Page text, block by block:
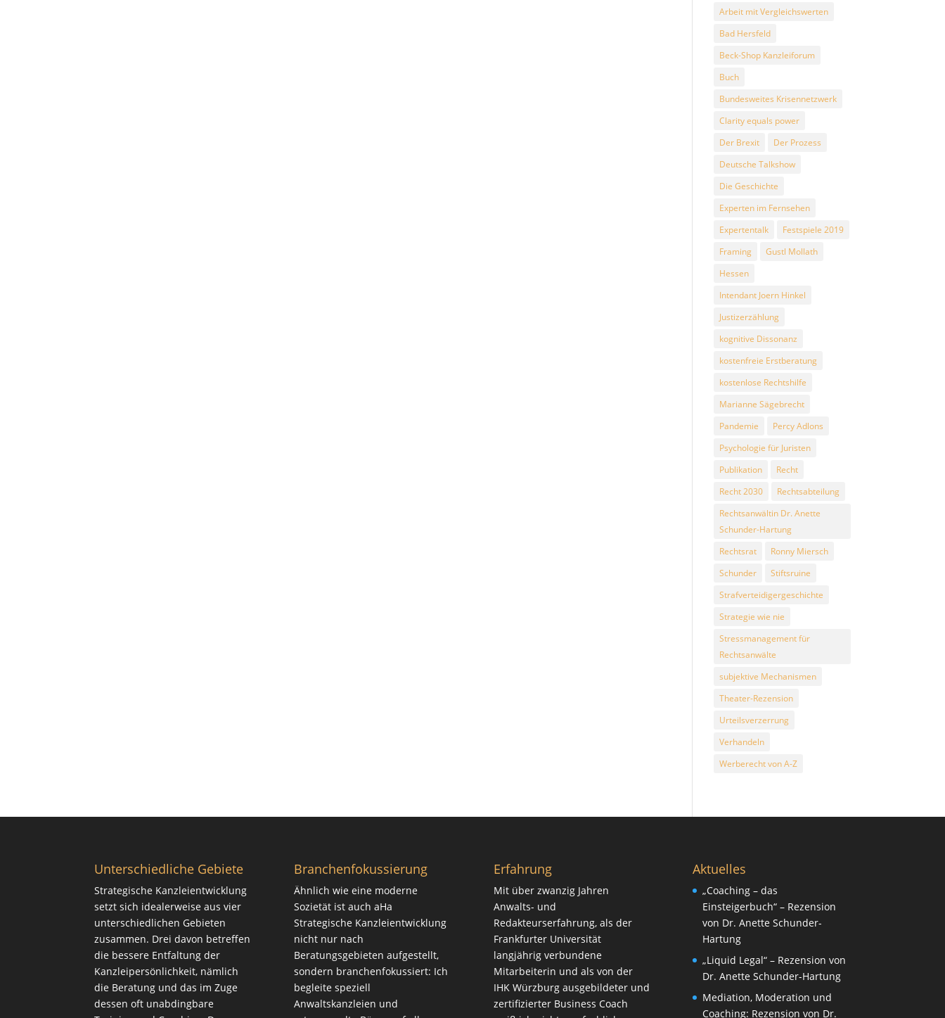
Arbeit mit Vergleichswerten
Bad Hersfeld
Beck-Shop Kanzleiforum
Buch
Bundesweites Krisennetzwerk
Clarity equals power
Der Brexit
Der Prozess
Deutsche Talkshow
Die Geschichte
Experten im Fernsehen
Expertentalk
Festspiele 2019
Framing
Gustl Mollath
Hessen
Intendant Joern Hinkel
Justizerzählung
kognitive Dissonanz
kostenfreie Erstberatung
kostenlose Rechtshilfe
Marianne Sägebrecht
Pandemie
Percy Adlons
Psychologie für Juristen
Publikation
Recht
Recht 2030
Rechtsabteilung
Rechtsanwältin Dr. Anette
Schunder-Hartung
Rechtsrat
Ronny Miersch
Schunder
Stiftsruine
Strafverteidigergeschichte
Strategie wie nie
Stressmanagement für
Rechtsanwälte
subjektive Mechanismen
Theater-Rezension
Urteilsverzerrung
Verhandeln
Werberecht von A-Z
Unterschiedliche Gebiete
Strategische Kanzleientwicklung
setzt sich idealerweise aus vier
unterschiedlichen Gebieten
zusammen. Drei davon betreffen
die bessere Entfaltung der
Kanzleipersönlichkeit, nämlich
die Beratung und das im Zuge
dessen oft unabdingbare
Branchenfokussierung
Ähnlich wie eine moderne
Sozietät ist auch aHa
Strategische Kanzleientwicklung
nicht nur nach
Beratungsgebieten aufgestellt,
sondern branchenfokussiert: Ich
begleite speziell
Anwaltskanzleien und
Erfahrung
Mit über zwanzig Jahren
Anwalts- und
Redakteurserfahrung, als der
Frankfurter Universität
langjährig verbundene
Mitarbeiterin und als von der
IHK Würzburg ausgebildeter und
zertifizierter Business Coach
Aktuelles
„Coaching – das
Einsteigerbuch“ – Rezension
von Dr. Anette Schunder-
Hartung
„Liquid Legal“ – Rezension von
Dr. Anette Schunder-Hartung
Mediation, Moderation und
Coaching: Rezension von Dr.